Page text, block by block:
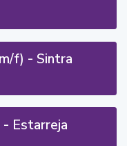
f) - Sintra
- Estarreja